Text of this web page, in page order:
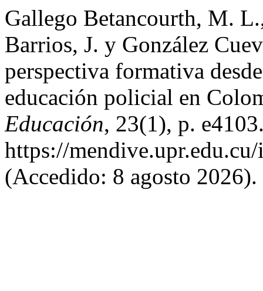
Gallego Betancourth, M.
Barrios, J. y González
perspectiva formativa
educación policial en
Educación, 23(1), p.
https://
(Accedido: 8 agosto 2026).